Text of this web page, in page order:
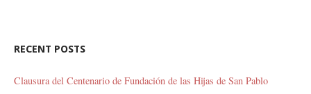
RECENT POSTS
Clausura del Centenario de Fundación de las Hijas de San Pablo